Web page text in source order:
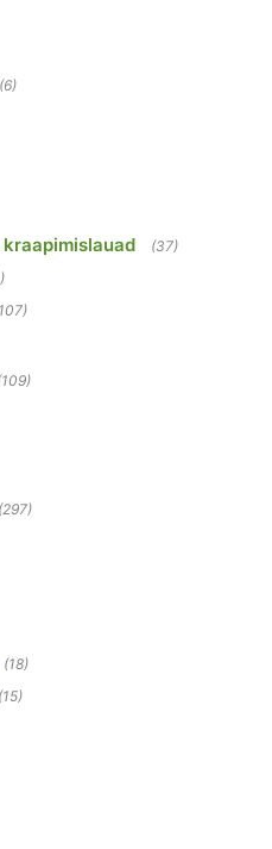
(6)
(37)
(297)
(18)
(15)